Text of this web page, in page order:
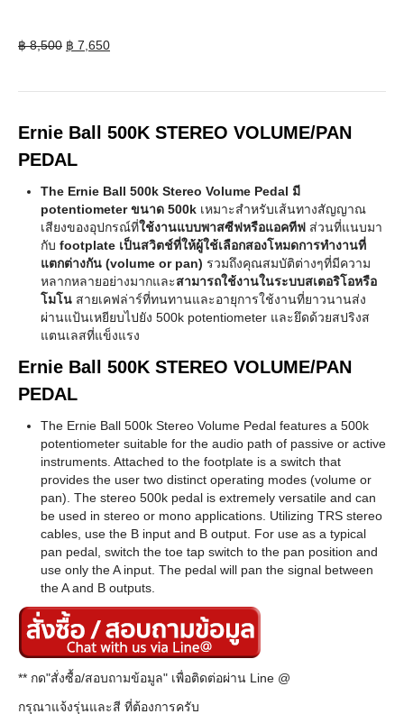
฿8,500 Original
฿ 7,650Current
Ernie Ball 500K STEREO VOLUME/PAN
PEDAL
The Ernie Ball 500k Stereo Volume Pedal มี
potentiometer ขนาด 500k เหมาะสำหรับเส้นทางสัญญาณ
เสียงของอุปกรณ์ที่ใช้งานแบบพาสซีฟหรือแอคทีฟ ส่วนที่แนบมา
กับ footplate เป็นสวิตช์ที่ให้ผู้ใช้เลือกสองโหมดการทำงานที่
แตกต่างกัน (volume or pan) รวมถึงคุณสมบัติต่างๆที่มีความ
หลากหลายอย่างมากและสามารถใช้งานในระบบสเตอริโอหรือ
โมโน สายเคฟล่าร์ที่ทนทานและอายุการใช้งานที่ยาวนานส่ง
ผ่านแป้นเหยียบไปยัง 500k potentiometer และยึดด้วยสปริงส
แตนเลสที่แข็งแรง
Ernie Ball 500K STEREO VOLUME/PAN
PEDAL
The Ernie Ball 500k Stereo Volume Pedal features a 500k
potentiometer suitable for the audio path of passive or active
instruments. Attached to the footplate is a switch that
provides the user two distinct operating modes (volume or
pan). The stereo 500k pedal is extremely versatile and can
be used in stereo or mono applications. Utilizing TRS stereo
cables, use the B input and B output. For use as a typical
pan pedal, switch the toe tap switch to the pan position and
use only the A input. The pedal will pan the signal between
the A and B outputs.
** กด"สั่งซื้อ/สอบถามข้อมูล" เพื่อติดต่อผ่าน Line @
กรุณาแจ้งรุ่นและสี ที่ต้องการครับ